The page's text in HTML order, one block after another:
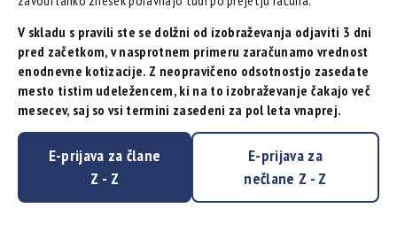
V skladu s pravili ste se dolžni od izobraževanja odjaviti 3 dni
pred začetkom, v nasprotnem primeru zaračunamo vrednost
enodnevne kotizacije. Z neopravičeno odsotnostjo zasedate
mesto tistim udeležencem, ki na to izobraževanje čakajo več
mesecev, saj so vsi termini zasedeni za pol leta vnaprej.
E-prijava za člane
Z - Z
E-prijava za
nečlane Z - Z